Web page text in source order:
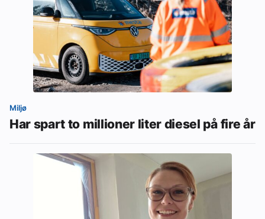
Miljø
Har spart to millioner liter diesel på fire år